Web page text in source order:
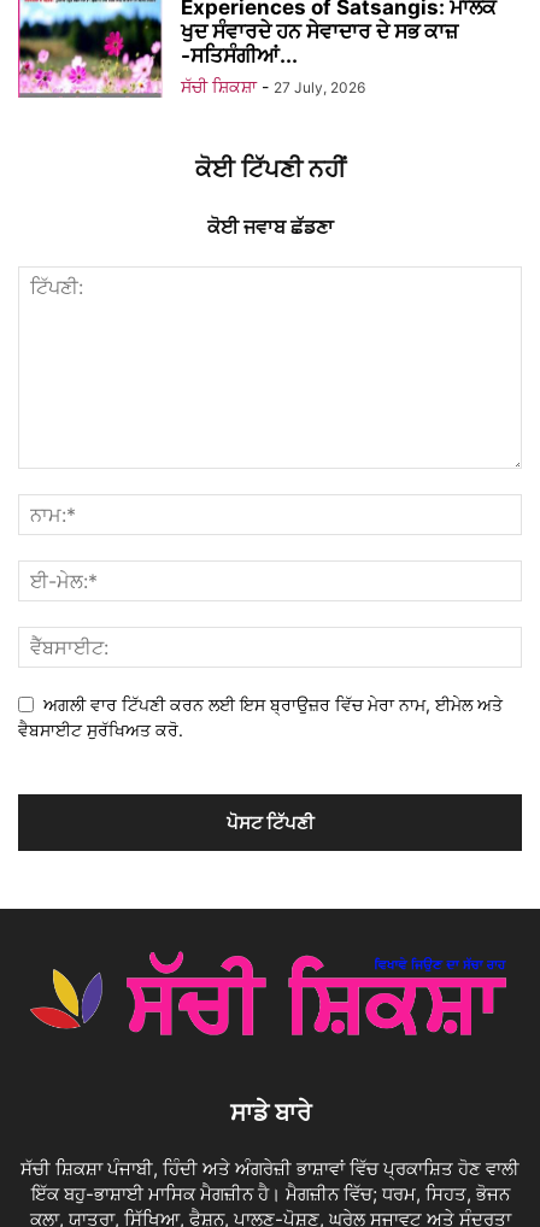
Experiences of Satsangis: ਮਾਲਕ
ਖੁਦ ਸੰਵਾਰਦੇ ਹਨ ਸੇਵਾਦਾਰ ਦੇ ਸਭ ਕਾਜ਼
-ਸਤਿਸੰਗੀਆਂ...
ਸੱਚੀ ਸ਼ਿਕਸ਼ਾ - 27 July, 2026
ਕੋਈ ਟਿੱਪਣੀ ਨਹੀਂ
ਕੋਈ ਜਵਾਬ ਛੱਡਣਾ
ਅਗਲੀ ਵਾਰ ਟਿੱਪਣੀ ਕਰਨ ਲਈ ਇਸ ਬ੍ਰਾਉਜ਼ਰ ਵਿੱਚ ਮੇਰਾ ਨਾਮ, ਈਮੇਲ ਅਤੇ
ਵੈਬਸਾਈਟ ਸੁਰੱਖਿਅਤ ਕਰੋ.
ਸਾਡੇ ਬਾਰੇ
ਸੱਚੀ ਸ਼ਿਕਸ਼ਾ ਪੰਜਾਬੀ, ਹਿੰਦੀ ਅਤੇ ਅੰਗਰੇਜ਼ੀ ਭਾਸ਼ਾਵਾਂ ਵਿੱਚ ਪ੍ਰਕਾਸ਼ਿਤ ਹੋਣ ਵਾਲੀ
ਇੱਕ ਬਹੁ-ਭਾਸ਼ਾਈ ਮਾਸਿਕ ਮੈਗਜ਼ੀਨ ਹੈ। ਮੈਗਜ਼ੀਨ ਵਿੱਚ; ਧਰਮ, ਸਿਹਤ, ਭੋਜਨ
ਕਲਾ, ਯਾਤਰਾ, ਸਿੱਖਿਆ, ਫੈਸ਼ਨ, ਪਾਲਣ-ਪੋਸ਼ਣ, ਘਰੇਲੂ ਸਜਾਵਟ ਅਤੇ ਸੁੰਦਰਤਾ